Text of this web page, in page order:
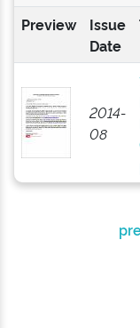
Preview
Issue
Date
2014-
08